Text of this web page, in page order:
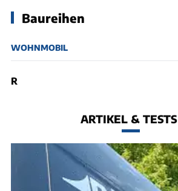
Baureihen
WOHNMOBIL
R
ARTIKEL & TESTS